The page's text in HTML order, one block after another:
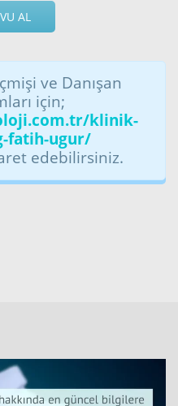
AL
ve Danışan
için;
klinik-
fatih-ugur/
edebilirsiniz.